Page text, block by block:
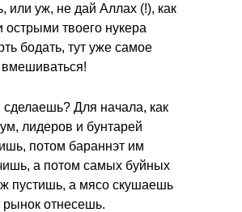
или уж, не дай Аллах (!), как
острыми твоего нукера
бодать, тут уже самое
сделаешь? Для начала, как
лидеров и бунтарей
потом бараннэт им
а потом самых буйных
пустишь, а мясо скушаешь
рынок отнесешь.